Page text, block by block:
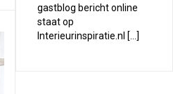
gastblog bericht online
staat op
Interieurinspiratie.nl […]